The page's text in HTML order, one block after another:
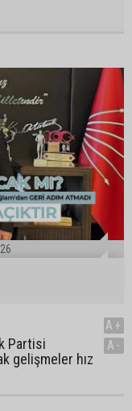
Partisi
gelişmeler hız
A+
A-